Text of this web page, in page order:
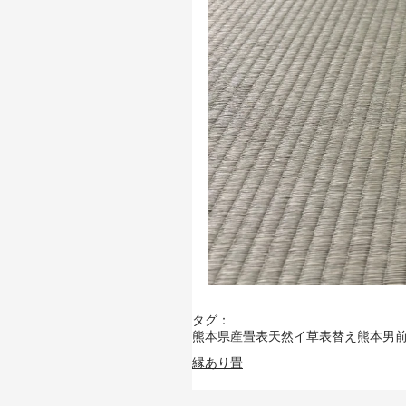
タグ：
熊本県産畳表天然イ草表替え 熊本男
縁あり畳